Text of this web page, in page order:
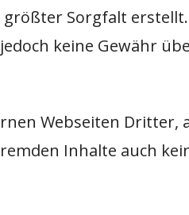
Sorgfalt
keine Gewähr
Webseiten
Inhalte auch